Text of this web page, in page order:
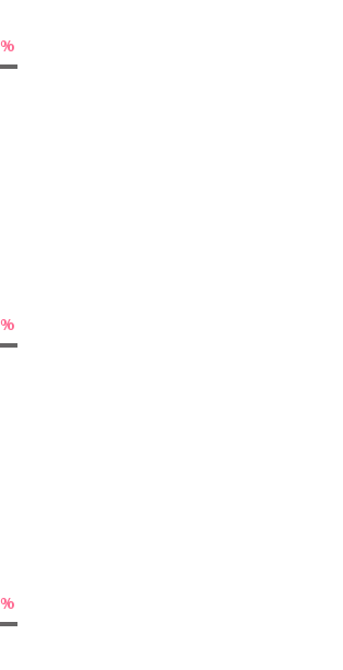
%
%
%